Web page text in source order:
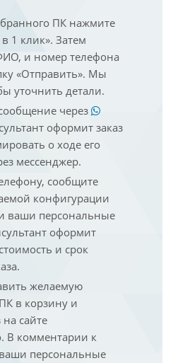
ПК нажмите
1 клик». Затем
и номер телефона
«Отправить». Мы
уточнить детали.
через
оформит заказ
о ходе его
мессенджер.
сообщите
конфигурации
ваши персональные
оформит
и срок
желаемую
в корзину и
сайте
В комментарии к
ваши персональные